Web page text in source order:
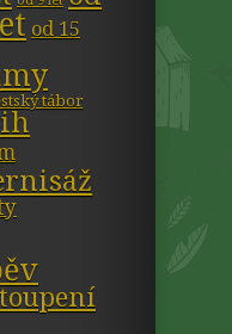
od 15
tábor